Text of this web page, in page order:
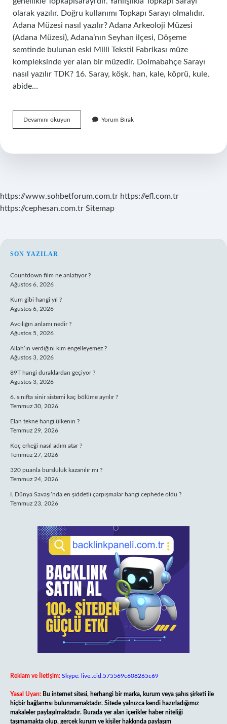
olarak yazılır. Doğru kullanımı Topkapı Sarayı olmalıdır.
Adana Müzesi nasıl yazılır? Adana Arkeoloji Müzesi
(Adana Müzesi), Adana’nın Seyhan ilçesi, Döşeme
semtinde bulunan eski Milli Tekstil Fabrikası müze
kompleksinde yer alan bir müzedir. Dolmabahçe Sarayı
nasıl yazılır TDK? 16. Saray, köşk, han, kale, köprü, kule,
abide…
Devamını okuyun
Sarayı
Yazılır
Yorum Bırak
https://www.sohbetforum.com.tr https://efl.com.tr
https://cephesan.com.tr Sitemap
SIDEBAR
SON YAZILAR
Countdown film ne anlatıyor ?
Ağustos 6, 2026
Kum gibi hangi yıl ?
Ağustos 6, 2026
Avcılığın anlamı nedir ?
Ağustos 5, 2026
Allah’ın verdiğini kim engelleyemez ?
Ağustos 3, 2026
89T hangi duraklardan geçiyor ?
Ağustos 3, 2026
6. sınıfta sinir sistemi kaç bölüme ayrılır ?
Temmuz 30, 2026
Elan tekne hangi ülkenin ?
Temmuz 29, 2026
Koç erkeği nasıl adım atar ?
Temmuz 27, 2026
320 puanla bursluluk kazanılır mı ?
Temmuz 24, 2026
I. Dünya Savaşı’nda en şiddetli çarpışmalar hangi cephede oldu ?
Temmuz 23, 2026
Reklam ve İletişim: Skype: live:.cid.575569c608265c69
Yasal Uyarı: Bu internet sitesi, herhangi bir marka, kurum veya şahıs şirketi ile
hiçbir bağlantısı bulunmamaktadır. Sitede yalnızca kendi hazırladığımız
makaleler paylaşılmaktadır. Burada yer alan içerikler haber niteliği
taşımamakta olup, gerçek kurum ve kişiler hakkında paylaşım